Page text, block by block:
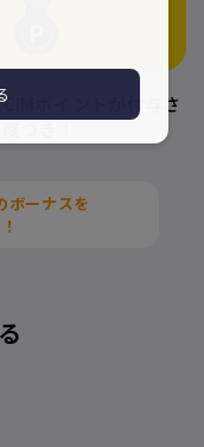
ポイントが付与さ
ボーナスを